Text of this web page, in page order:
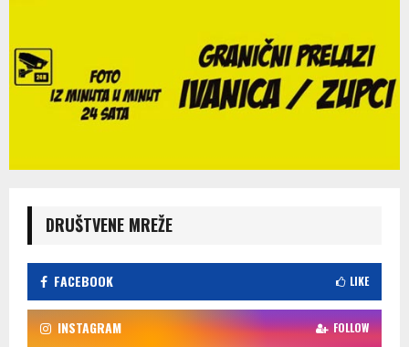
DRUŠTVENE MREŽE
FACEBOOK LIKE
INSTAGRAM FOLLOW